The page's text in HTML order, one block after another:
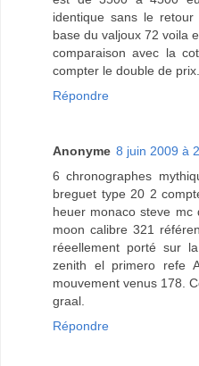
identique sans le
base du valjoux 72 voila
comparaison avec la
compter le double de prix.
Répondre
Anonyme 8 juin 2009 à
6 chronographes
breguet type 20 2
heuer monaco steve
moon calibre 321
réeellement porté sur
zenith el primero refe
mouvement venus 178.
graal.
Répondre